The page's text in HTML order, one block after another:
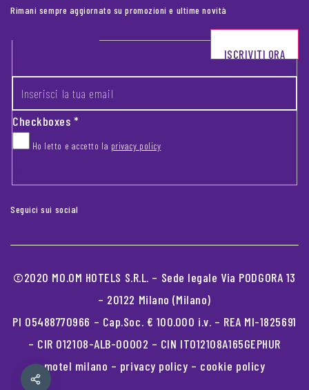
Rimani sempre aggiornato su promozioni e ultime novità
Footer newsletter
Checkboxes*
Ho letto e accetto la privacy policy
ISCRIVITI ORA
Seguici sui social
©2020 MO.OM HOTELS S.R.L. – Sede legale Via PODGORA 13
– 20122 Milano (Milano)
PI 05488770966 – Cap.Soc. € 100.000 i.v. – REA MI-1825691
– CIR 012108-ALB-00002 – CIN IT012108A165GEPHUR
motel milano – privacy policy – cookie policy